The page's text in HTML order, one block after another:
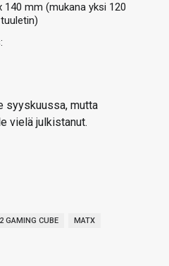
140 mm (mukana yksi 120
syyskuussa, mutta
vielä julkistanut.
GAMING CUBE MATX